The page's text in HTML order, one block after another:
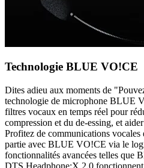
Technologie BLUE VO!CE
Dites adieu aux moments de
technologie de microphone BLUE
filtres vocaux en temps réel pour
compression et du de-essing, et
Profitez de communications vocales
partie avec BLUE VO!CE via le
fonctionnalités avancées telles que
DTS Headphone:X 2.0